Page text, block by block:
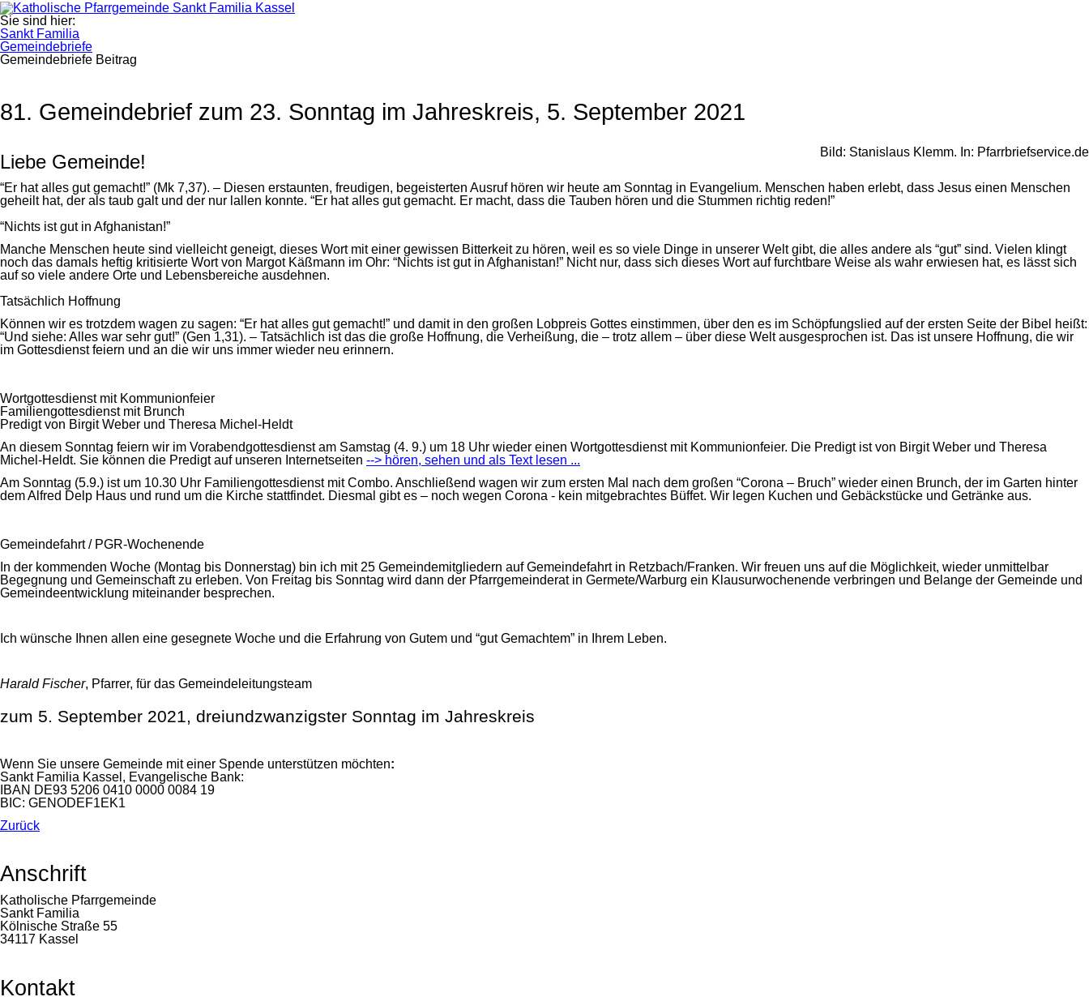
Sie sind hier:
Sankt Familia
Gemeindebriefe
Gemeindebriefe Beitrag
81. Gemeindebrief zum 23. Sonntag im Jahreskreis, 5. September 2021
Bild: Stanislaus Klemm. In: Pfarrbriefservice.de
Liebe Gemeinde!
“Er hat alles gut gemacht!” (Mk 7,37). – Diesen erstaunten, freudigen, begeisterten Ausruf hören wir heute am Sonntag in Evangelium. Menschen haben erlebt, dass Jesus einen Menschen
geheilt hat, der als taub galt und der nur lallen konnte. “Er hat alles gut gemacht. Er macht, dass die Tauben hören und die Stummen richtig reden!”
“Nichts ist gut in Afghanistan!”
Manche Menschen heute sind vielleicht geneigt, dieses Wort mit einer gewissen Bitterkeit zu hören, weil es so viele Dinge in unserer Welt gibt, die alles andere als “gut” sind. Vielen klingt
noch das damals heftig kritisierte Wort von Margot Käßmann im Ohr: “Nichts ist gut in Afghanistan!” Nicht nur, dass sich dieses Wort auf furchtbare Weise als wahr erwiesen hat, es lässt sich
auf so viele andere Orte und Lebensbereiche ausdehnen.
Tatsächlich Hoffnung
Können wir es trotzdem wagen zu sagen: “Er hat alles gut gemacht!” und damit in den großen Lobpreis Gottes einstimmen, über den es im Schöpfungslied auf der ersten Seite der Bibel heißt:
“Und siehe: Alles war sehr gut!” (Gen 1,31). – Tatsächlich ist das die große Hoffnung, die Verheißung, die – trotz allem – über diese Welt ausgesprochen ist. Das ist unsere Hoffnung, die wir
im Gottesdienst feiern und an die wir uns immer wieder neu erinnern.
Wortgottesdienst mit Kommunionfeier
Familiengottesdienst mit Brunch
Predigt von Birgit Weber und Theresa Michel-Heldt
An diesem Sonntag feiern wir im Vorabendgottesdienst am Samstag (4. 9.) um 18 Uhr wieder einen Wortgottesdienst mit Kommunionfeier. Die Predigt ist von Birgit Weber und Theresa
Michel-Heldt. Sie können die Predigt auf unseren Internetseiten --> hören, sehen und als Text lesen ...
Am Sonntag (5.9.) ist um 10.30 Uhr Familiengottesdienst mit Combo. Anschließend wagen wir zum ersten Mal nach dem großen “Corona – Bruch” wieder einen Brunch, der im Garten hinter
dem Alfred Delp Haus und rund um die Kirche stattfindet. Diesmal gibt es – noch wegen Corona - kein mitgebrachtes Büffet. Wir legen Kuchen und Gebäckstücke und Getränke aus.
Gemeindefahrt / PGR-Wochenende
In der kommenden Woche (Montag bis Donnerstag) bin ich mit 25 Gemeindemitgliedern auf Gemeindefahrt in Retzbach/Franken. Wir freuen uns auf die Möglichkeit, wieder unmittelbar
Begegnung und Gemeinschaft zu erleben. Von Freitag bis Sonntag wird dann der Pfarrgemeinderat in Germete/Warburg ein Klausurwochenende verbringen und Belange der Gemeinde und
Gemeindeentwicklung miteinander besprechen.
Ich wünsche Ihnen allen eine gesegnete Woche und die Erfahrung von Gutem und “gut Gemachtem” in Ihrem Leben.
Harald Fischer, Pfarrer, für das Gemeindeleitungsteam
zum 5. September 2021, dreiundzwanzigster Sonntag im Jahreskreis
Wenn Sie unsere Gemeinde mit einer Spende unterstützen möchten:
Sankt Familia Kassel, Evangelische Bank:
IBAN DE93 5206 0410 0000 0084 19
BIC: GENODEF1EK1
Zurück
Anschrift
Katholische Pfarrgemeinde
Sankt Familia
Kölnische Straße 55
34117 Kassel
Kontakt